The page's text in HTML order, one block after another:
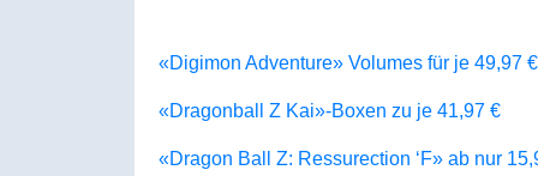
«Digimon Adventure» Volumes für je 49,97 €
«Dragonball Z Kai»-Boxen zu je 41,97 €
«Dragon Ball Z: Ressurection ‘F» ab nur